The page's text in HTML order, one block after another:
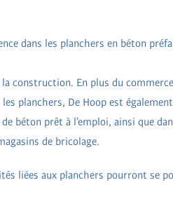
dans les planchers en béton
construction. En plus du
planchers, De Hoop est
béton prêt à l’emploi, ainsi que
de bricolage.
liées aux planchers pourront se